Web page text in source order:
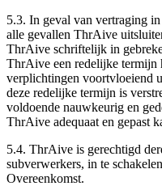
5.3. In geval van vertraging
alle gevallen ThrAive
ThrAive schriftelijk in
ThrAive een redelijke termijn
verplichtingen voortvloeiend
deze redelijke termijn is
voldoende nauwkeurig en
ThrAive adequaat en gepast
5.4. ThrAive is gerechtigd
subverwerkers, in te
Overeenkomst.